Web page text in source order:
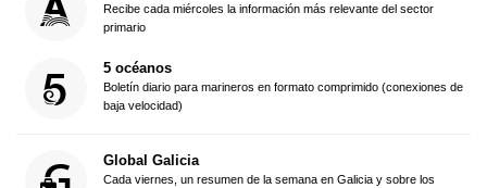
Recibe cada miércoles la información más relevante del sector
primario
5 océanos
Boletín diario para marineros en formato comprimido (conexiones de
baja velocidad)
Global Galicia
Cada viernes, un resumen de la semana en Galicia y sobre los